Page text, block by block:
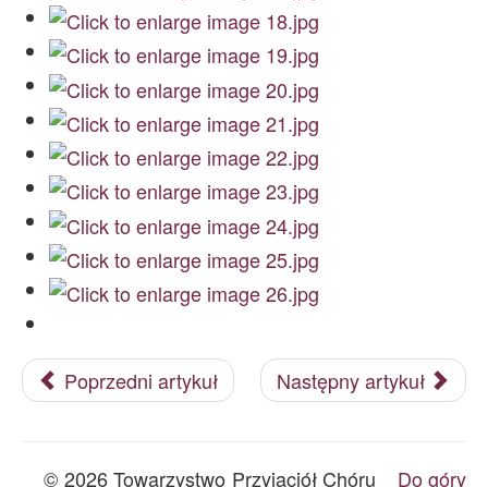
Poprzedni artykuł Następny artykuł
Do góry
© 2026 Towarzystwo Przyjaciół Chóru